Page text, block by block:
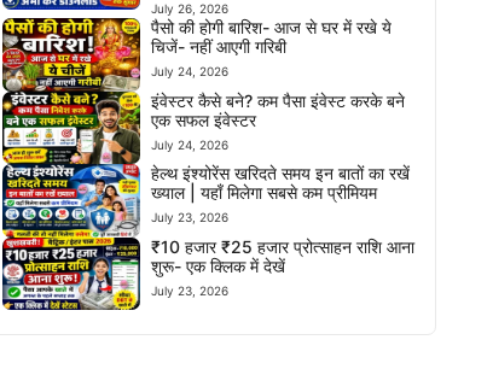
July 26, 2026
पैसो की होगी बारिश- आज से घर में रखे ये
चिजें- नहीं आएगी गरिबी
July 24, 2026
इंवेस्टर कैसे बने? कम पैसा इंवेस्ट करके बने
एक सफल इंवेस्टर
July 24, 2026
हेल्थ इंश्योरेंस खरिदते समय इन बातों का रखें
ख्याल | यहाँ मिलेगा सबसे कम प्रीमियम
July 23, 2026
₹10 हजार ₹25 हजार प्रोत्साहन राशि आना
शुरू- एक क्लिक में देखें
July 23, 2026